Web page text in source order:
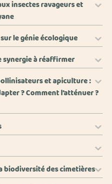
insectes ravageurs et
le génie écologique
synergie à réaffirmer
et apiculture :
? Comment l’atténuer ?
biodiversité des cimetières